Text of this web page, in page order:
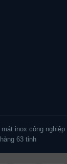
inox công nghiệp
63 tỉnh